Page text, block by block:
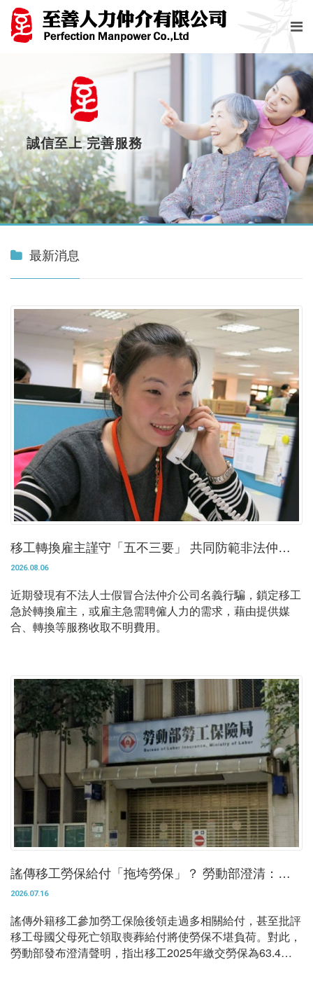
誠信至上 完善服務
最新消息
移工轉換雇主謹守「五不三要」 共同防範非法仲介
詐騙
2026.08.06
近期發現有不法人士假冒合法仲介公司名義行騙，鎖定移工
急於轉換雇主，或雇主急需聘僱人力的需求，藉由提供媒
合、轉換等服務收取不明費用。
謠傳移工勞保給付「拖垮勞保」？ 勞動部澄清：他
們還多繳40億
2026.07.16
謠傳外籍移工參加勞工保險後領走過多相關給付，甚至批評
移工母國父母死亡領取喪葬給付將使勞保不堪負荷。對此，
勞動部發布澄清聲明，指出移工2025年繳交勞保為63.4億